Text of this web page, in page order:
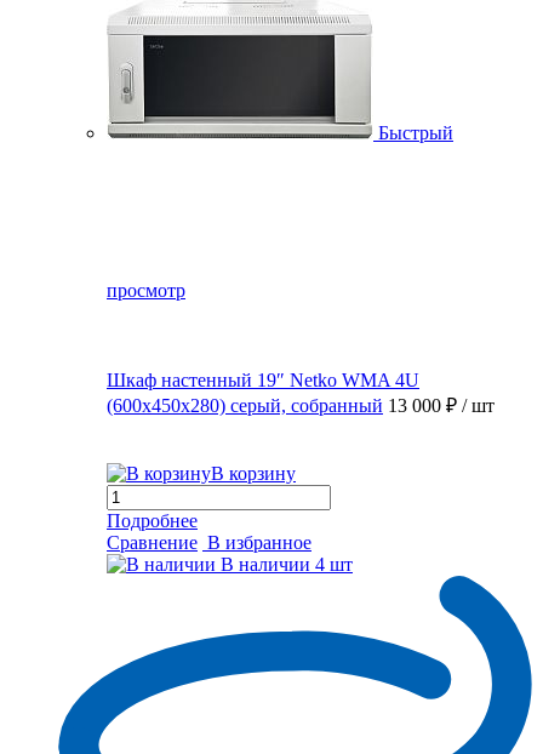
Быстрый
просмотр
Шкаф настенный 19″ Netko WMA 4U
(600x450x280) серый, собранный 13 000 ₽ / шт
В корзину
Подробнее
Сравнение В избранное
В наличии 4 шт